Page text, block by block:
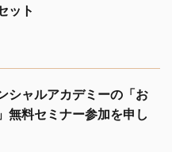
ット
シャルアカデミーの「お
無料セミナー参加を申し